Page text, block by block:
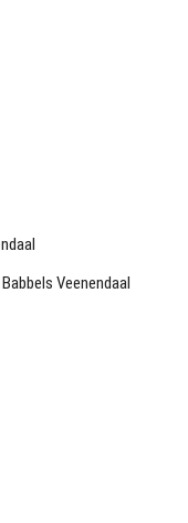
Veenendaal